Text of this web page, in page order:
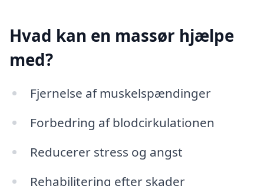
Hvad kan en massør hjælpe
med?
Fjernelse af muskelspændinger
Forbedring af blodcirkulationen
Reducerer stress og angst
Rehabilitering efter skader